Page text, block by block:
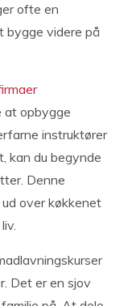
ofte en
bygge videre på
at opbygge
instruktører
kan du begynde
Denne
over køkkenet
Det er en sjov